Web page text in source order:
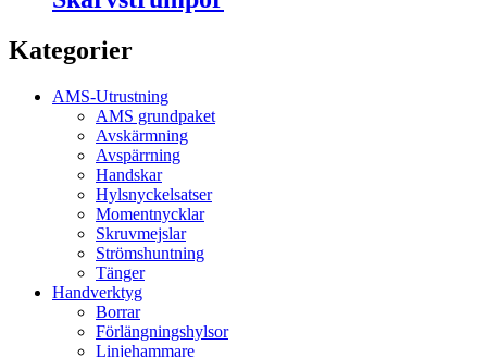
Kategorier
AMS-Utrustning
AMS grundpaket
Avskärmning
Avspärrning
Handskar
Hylsnyckelsatser
Momentnycklar
Skruvmejslar
Strömshuntning
Tänger
Handverktyg
Borrar
Förlängningshylsor
Linjehammare